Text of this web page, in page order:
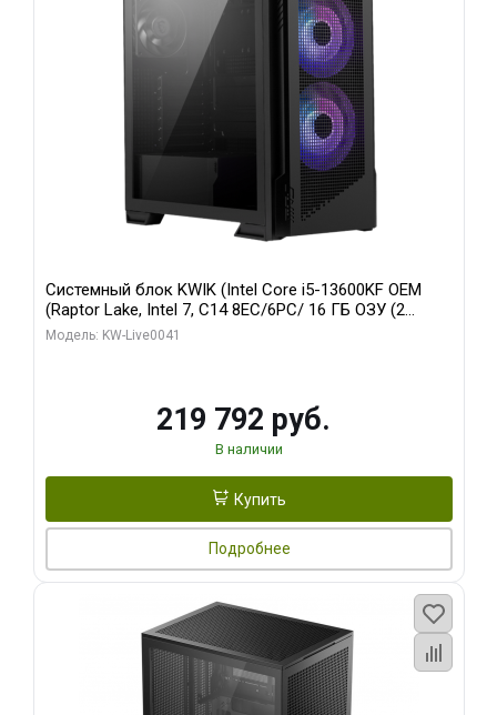
Системный блок KWIK (Intel Core i5-13600KF OEM
(Raptor Lake, Intel 7, C14 8EC/6PC/ 16 ГБ ОЗУ (2
модуля)/ Palit RTX5080 GAMINGPRO OC 16GB GDDR7
Модель: KW-Live0041
219 792 руб.
В наличии
Купить
Подробнее